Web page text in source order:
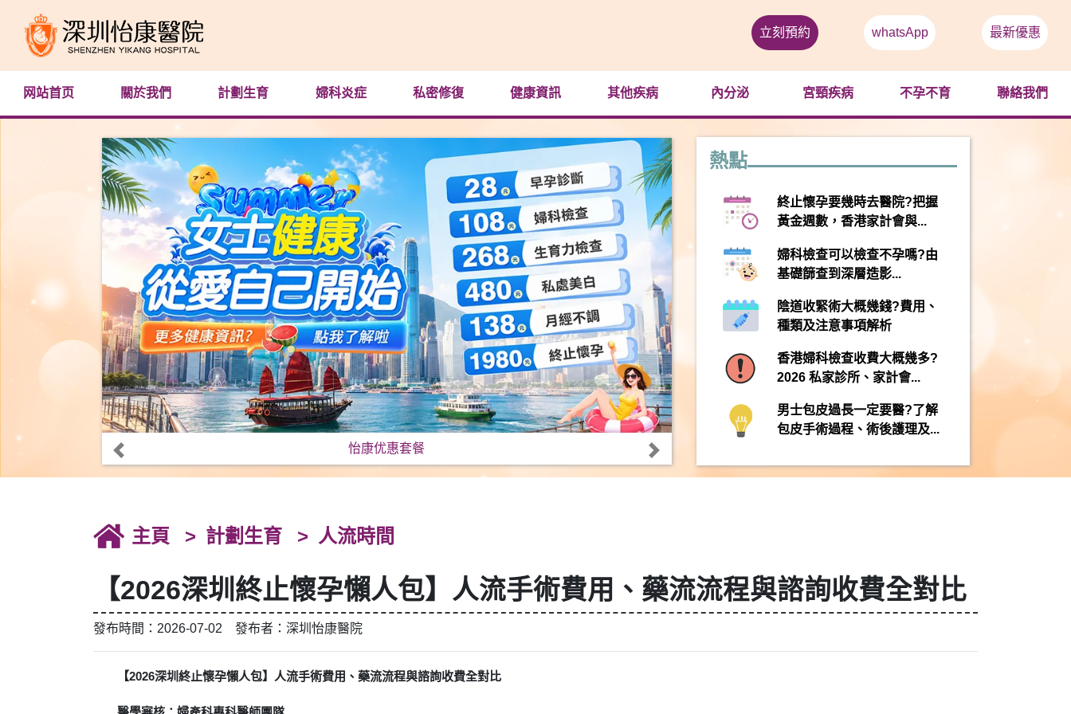
立刻預約 whatsApp 最新優惠
网站首页 關於我們 計劃生育 婦科炎症 私密修復 健康資訊 其他疾病 內分泌 宮頸疾病 不孕不育 聯絡我們
怡康优惠套餐
熱點
終止懷孕要幾時去醫院?把握
黃金週數，香港家計會與...
婦科檢查可以檢查不孕嗎?由
基礎篩查到深層造影...
陰道收緊術大概幾錢?費用、
種類及注意事項解析
香港婦科檢查收費大概幾多?
2026 私家診所、家計會...
男士包皮過長一定要醫?了解
包皮手術過程、術後護理及...
主頁 計劃生育 人流時間
【2026深圳終止懷孕懶人包】人流手術費用、藥流流程與諮詢收費全對比
發布時間：2026-07-02 發布者：深圳怡康醫院
【2026深圳終止懷孕懶人包】人流手術費用、藥流流程與諮詢收費全對比